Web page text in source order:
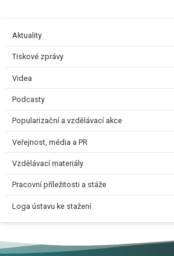
Aktuality
Tiskové zprávy
Videa
Podcasty
Popularizační a vzdělávací akce
Veřejnost, média a PR
Vzdělávací materiály
Pracovní příležitosti a stáže
Loga ústavu ke stažení